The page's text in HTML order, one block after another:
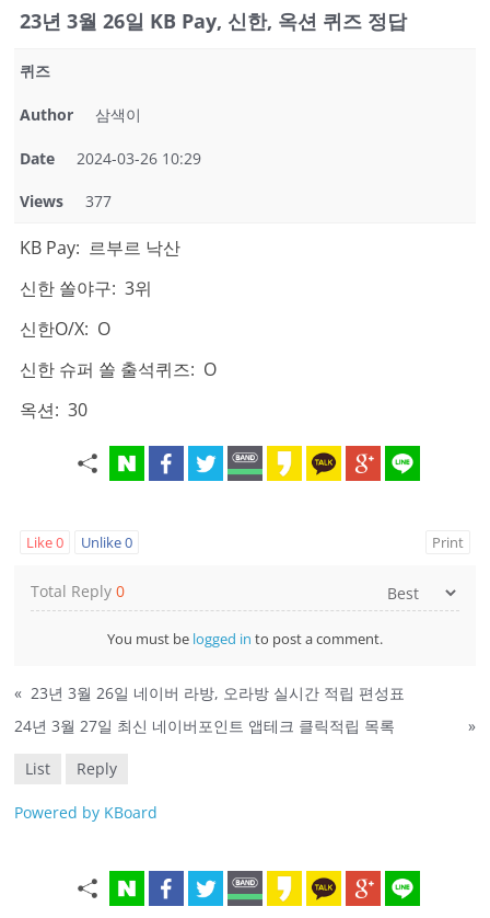
23년 3월 26일 KB Pay, 신한, 옥션 퀴즈 정답
퀴즈
Author 삼색이
Date 2024-03-26 10:29
Views 377
KB Pay: 르부르 낙산
신한 쏠야구: 3위
신한O/X: O
신한 슈퍼 쏠 출석퀴즈: O
옥션: 30
Like0 Unlike0 Print
Total Reply0
You must be logged in to post a comment.
« 23년 3월 26일 네이버 라방, 오라방 실시간 적립 편성표
24년 3월 27일 최신 네이버포인트 앱테크 클릭적립 목록
»
List Reply
Powered by KBoard